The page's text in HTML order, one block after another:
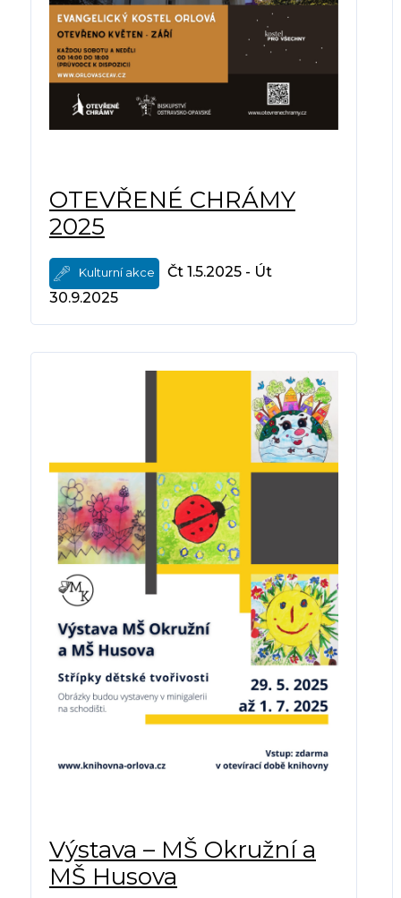
OTEVŘENÉ CHRÁMY
2025
Kulturní akce
Čt 1.5.2025 - Út
30.9.2025
Výstava – MŠ Okružní a
MŠ Husova